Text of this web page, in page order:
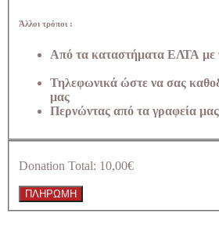
Άλλοι τρόποι :
Από τα καταστήματα ΕΛΤΑ με
Τηλεφωνικά ώστε να σας
μας
Περνώντας από τα γραφεία μας
Donation Total: 10,00€